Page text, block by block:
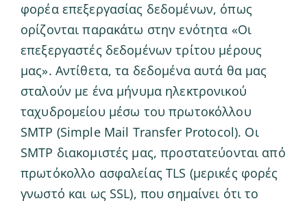
φορέα επεξεργασίας δεδομένων, όπως
ορίζονται παρακάτω στην ενότητα «Οι
επεξεργαστές δεδομένων τρίτου μέρους
μας». Αντίθετα, τα δεδομένα αυτά θα μας
σταλούν με ένα μήνυμα ηλεκτρονικού
ταχυδρομείου μέσω του πρωτοκόλλου
SMTP (Simple Mail Transfer Protocol). Οι
SMTP διακομιστές μας, προστατεύονται από
πρωτόκολλο ασφαλείας TLS (μερικές φορές
γνωστό και ως SSL), που σημαίνει ότι το